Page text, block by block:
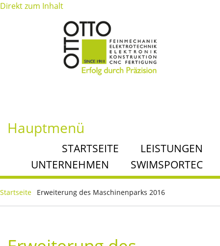
Direkt zum Inhalt
Hauptmenü
STARTSEITE
LEISTUNGEN
UNTERNEHMEN
SWIMSPORTEC
Startseite Erweiterung des Maschinenparks 2016